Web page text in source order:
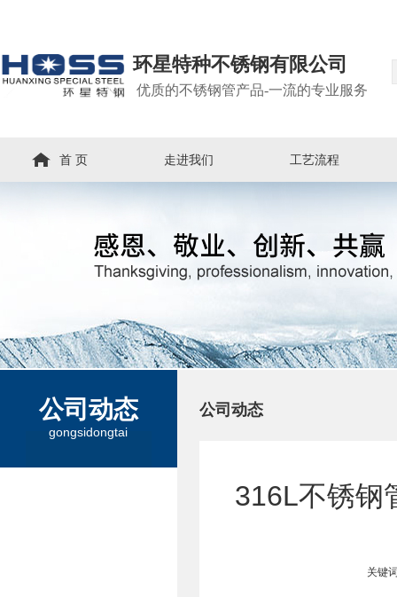
环星特种不锈钢有限公司
优质的不锈钢管产品-一流的专业服务
首 页 走进我们 工艺流程
公司动态
gongsidongtai
公司动态
316L不锈钢
关键